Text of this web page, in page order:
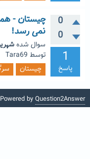
0
0
1
پاسخ
چیستان -
نمی رسد!
سوال شدهشهریور
توسط Tara69
چیستان
Powered by Question2Answer